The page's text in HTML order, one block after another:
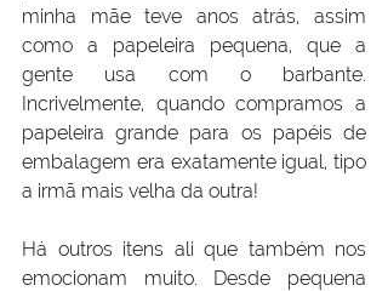
minha mãe teve anos atrás, assim
como a papeleira pequena, que a
gente usa com o barbante.
Incrivelmente, quando compramos a
papeleira grande para os papéis de
embalagem era exatamente igual, tipo
a irmã mais velha da outra!
Há outros itens ali que também nos
emocionam muito. Desde pequena